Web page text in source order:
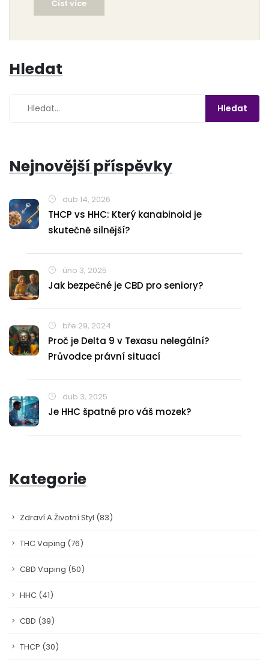
Číst více
Hledat
Nejnovější příspěvky
dub 14, 2026
THCP vs HHC: Který kanabinoid je
skutečně silnější?
úno 3, 2025
Jak bezpečné je CBD pro seniory?
bře 29, 2024
Proč je Delta 9 v Texasu nelegální?
Průvodce právní situací
dub 3, 2025
Je HHC špatné pro váš mozek?
Kategorie
Zdraví A Životní Styl (83)
THC Vaping (76)
CBD Vaping (50)
HHC (41)
CBD (39)
THCP (30)